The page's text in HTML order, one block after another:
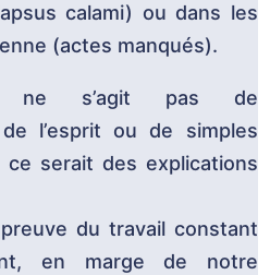
calami) ou dans les
(actes manqués).
ne s’agit pas de
l’esprit ou de simples
serait des explications
du travail constant
en marge de notre